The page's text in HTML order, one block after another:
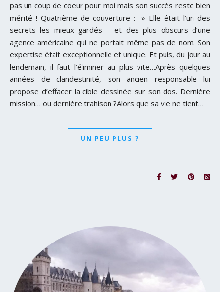
pas un coup de coeur pour moi mais son succès reste bien
mérité ! Quatrième de couverture : » Elle était l’un des
secrets les mieux gardés – et des plus obscurs d’une
agence américaine qui ne portait même pas de nom. Son
expertise était exceptionnelle et unique. Et puis, du jour au
lendemain, il faut l’éliminer au plus vite…Après quelques
années de clandestinité, son ancien responsable lui
propose d’effacer la cible dessinée sur son dos. Dernière
mission… ou dernière trahison ?Alors que sa vie ne tient…
UN PEU PLUS ?